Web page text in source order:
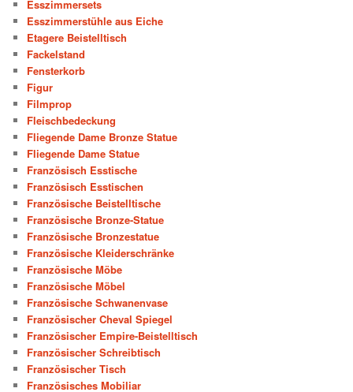
Esszimmersets
Esszimmerstühle aus Eiche
Etagere Beistelltisch
Fackelstand
Fensterkorb
Figur
Filmprop
Fleischbedeckung
Fliegende Dame Bronze Statue
Fliegende Dame Statue
Französisch Esstische
Französisch Esstischen
Französische Beistelltische
Französische Bronze-Statue
Französische Bronzestatue
Französische Kleiderschränke
Französische Möbe
Französische Möbel
Französische Schwanenvase
Französischer Cheval Spiegel
Französischer Empire-Beistelltisch
Französischer Schreibtisch
Französischer Tisch
Französisches Mobiliar